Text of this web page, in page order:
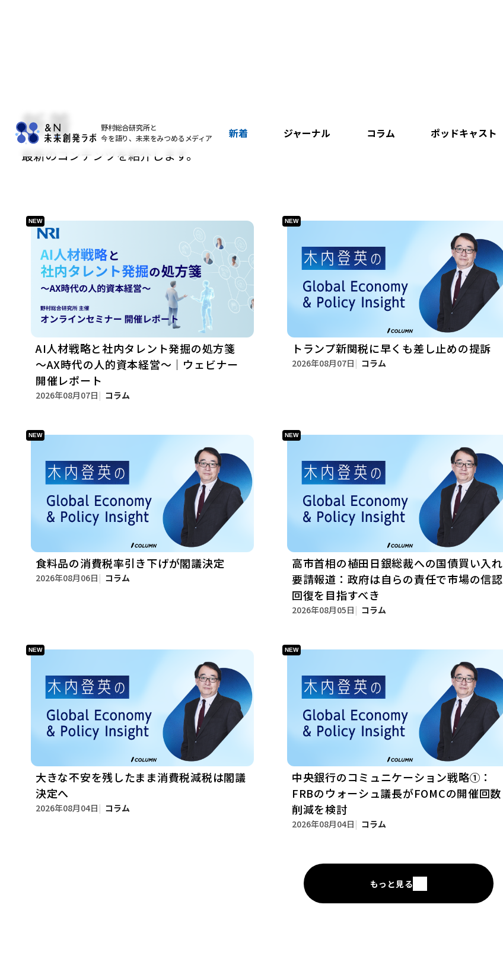
野村総合研究所と
今を語り、未来をみつめるメディア
新着 ジャーナル コラム ポッドキャスト
新着
最新のコンテンツを紹介します。
AI人材戦略と社内タレント発掘の処方箋
～AX時代の人的資本経営～｜ウェビナー
開催レポート
2026年08月07日 コラム
トランプ新関税に早くも差し止めの提訴
2026年08月07日 コラム
食料品の消費税率引き下げが閣議決定
2026年08月06日 コラム
高市首相の植田日銀総裁への国債買い入れ
要請報道：政府は自らの責任で市場の信認
回復を目指すべき
2026年08月05日 コラム
大きな不安を残したまま消費税減税は閣議
決定へ
2026年08月04日 コラム
中央銀行のコミュニケーション戦略①：
FRBのウォーシュ議長がFOMCの開催回数
削減を検討
2026年08月04日 コラム
もっと見る